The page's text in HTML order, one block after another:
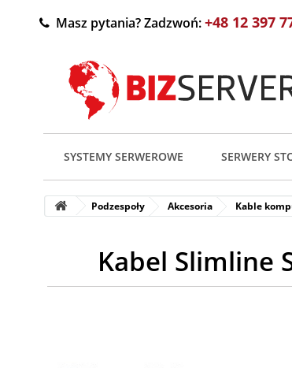
Masz pytania? Zadzwoń:+48 12 397
SYSTEMY SERWEROWE SERWERY
Podzespoły Akcesoria Kable
Kabel Slimline